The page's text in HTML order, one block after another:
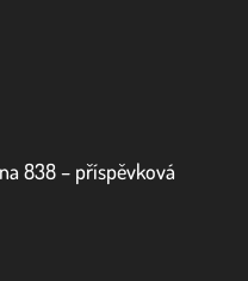
838 – příspěvková